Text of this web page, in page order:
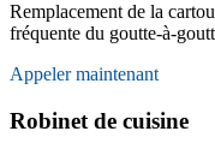
Remplacement de la
fréquente du goutte-à-
Appeler maintenant
Robinet de cuisine